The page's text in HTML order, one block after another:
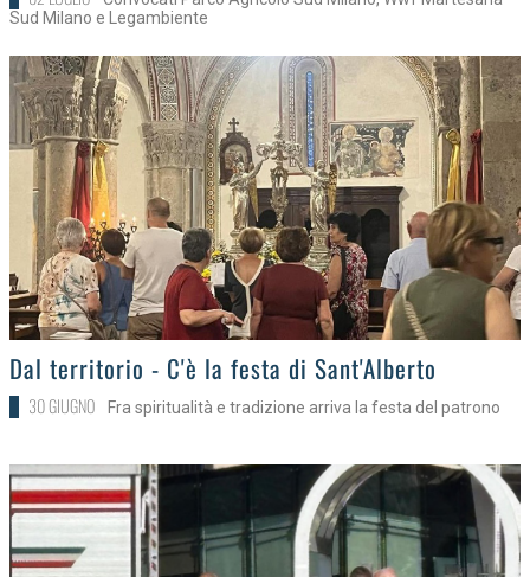
Sud Milano e Legambiente
>
Dal territorio - C'è la festa di Sant'Alberto
30 GIUGNO Fra spiritualità e tradizione arriva la festa del patrono